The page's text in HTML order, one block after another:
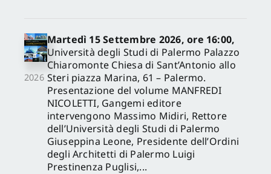
2026
Martedì 15 Settembre 2026, ore 16:00,
Università degli Studi di Palermo Palazzo
Chiaromonte Chiesa di Sant’Antonio allo
Steri piazza Marina, 61 – Palermo.
Presentazione del volume MANFREDI
NICOLETTI, Gangemi editore
intervengono Massimo Midiri, Rettore
dell’Università degli Studi di Palermo
Giuseppina Leone, Presidente dell’Ordini
degli Architetti di Palermo Luigi
Prestinenza Puglisi,...